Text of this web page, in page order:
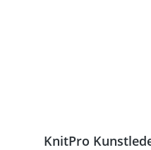
KnitPro